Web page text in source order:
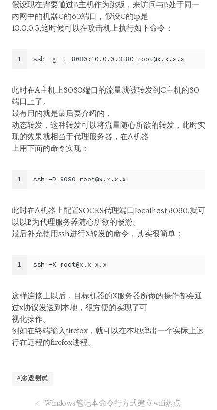
假设现在需要通过B主机作为跳板，来访问与B处于同一
内网中的机器C的80端口，假设C的ip是
10.0.0.3,这时候可以在攻击机上执行如下命令：
1 ssh -g -L 8080:10.0.0.3:80 root@x.x.x.x
此时在A主机上8080端口的流量就被转发到C主机的80
端口上了。
最有用的就是最后要介绍的，
动态转发，这种转发可以将流量随心所欲的转发，此时实
现的效果就相当于代理服务器，在A机器
上用下面的命令实现：
1 ssh -D 8080 root@x.x.x.x
此时在A机器上配置SOCKS代理端口localhost:8080,就可
以以B为代理服务器随心所欲的畅游。
最后补充使用ssh进行X转发的命令，其实很简单：
1 ssh -X root@x.x.x.x
这样连接上以后，目标机器的X服务器所做的操作都会通
过x协议发送到本地，很方便的实现了可
视化操作。
例如在终端输入firefox，就可以在本地弹出一个实际上运
行在远程的firefox进程。
#渗透测试
Windows笔记本命令行方式建立wifi热点